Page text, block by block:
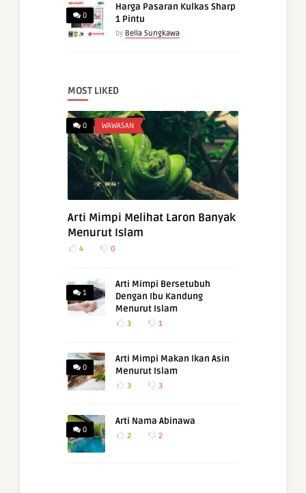
0
Harga Pasaran Kulkas Sharp
1 Pintu
by Bella Sungkawa
MOST LIKED
0 WAWASAN
Arti Mimpi Melihat Laron Banyak
Menurut Islam
4 0
1
Arti Mimpi Bersetubuh
Dengan Ibu Kandung
Menurut Islam
3 1
0
Arti Mimpi Makan Ikan Asin
Menurut Islam
3 3
0
Arti Nama Abinawa
2 2